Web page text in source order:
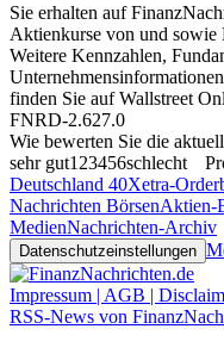
Sie erhalten auf
Aktienkurse von und sowie
Weitere Kennzahlen,
finden Sie aufWallstreet
FNRD-2.627.0
Wie bewerten Sie die
sehr gut1 23456schlecht
Deutschland 40Xetra-
Nachrichten BörsenAktien-
MedienNachrichten-Archiv
Datenschutzeinstellungen
Impressum | AGB |
RSS-News von